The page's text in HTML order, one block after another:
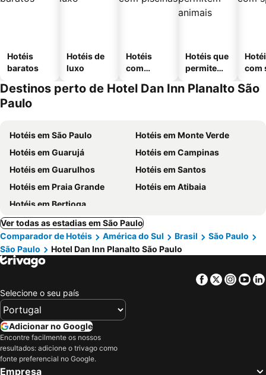
Hotéis
baratos
Hotéis de
luxo
Hotéis
com
Hotéis que
permitem
com
Destinos perto de Hotel Dan Inn Planalto São
Paulo
Hotéis em São Paulo
Hotéis em Monte Verde
Hotéis em Guarujá
Hotéis em Campinas
Hotéis em Guarulhos
Hotéis em Santos
Hotéis em Praia Grande
Hotéis em Atibaia
Hotéis em Bertioga
Ver todas as estadias em São Paulo
Comparador de Hotéis
América do Sul Brasil
São Paulo
São Paulo
Hotel Dan Inn Planalto São Paulo
Facebook
Twitter
Selecione o seu país
Adicionar no Google
Encontre facilmente os nossos
resultados: adicione o trivago como
fonte preferencial no Google.
Empresa